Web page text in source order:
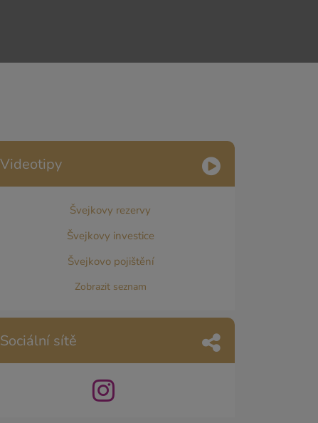
Videotipy
Švejkovy rezervy
Švejkovy investice
Švejkovo pojištění
Zobrazit seznam
Sociální sítě